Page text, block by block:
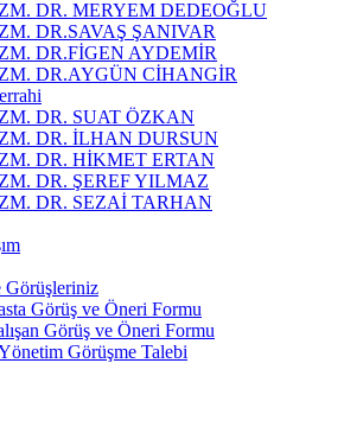
DR. MERYEM DEDEOĞLU
DR.SAVAŞ ŞANIVAR
DR.FİGEN AYDEMİR
DR.AYGÜN CİHANGİR
DR. SUAT ÖZKAN
DR. İLHAN DURSUN
DR. HİKMET ERTAN
DR. ŞEREF YILMAZ
DR. SEZAİ TARHAN
Görüşleriniz
Görüş ve Öneri Formu
Görüş ve Öneri Formu
Görüşme Talebi